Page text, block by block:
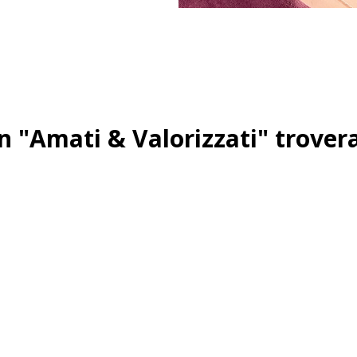
"Amati & Valorizzati"